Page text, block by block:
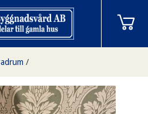
/